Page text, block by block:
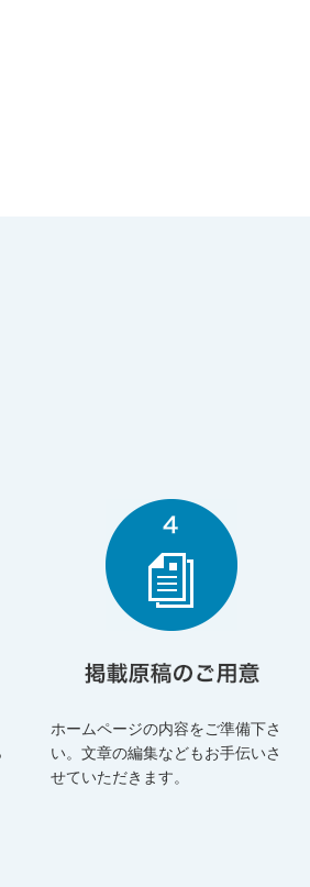
ホームページの内容をご準備下さ
い。文章の編集などもお手伝いさ
せていただきます。